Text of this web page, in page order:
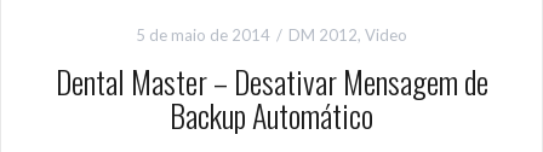
5 de maio de 2014 DM 2012, Video
Dental Master – Desativar Mensagem de
Backup Automático